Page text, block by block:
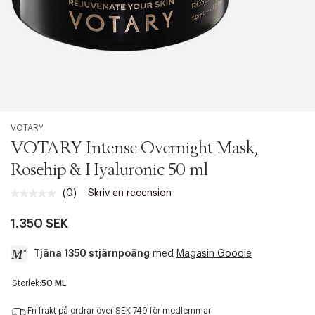
VOTARY
VOTARY Intense Overnight Mask,
Rosehip & Hyaluronic 50 ml
Inget
Länk
sida.
(0) Skriv en recension
1.350 SEK
Tjäna 1350 stjärnpoäng med Magasin Goodie
a
c
Storlek:50 ML
Fri frakt på ordrar över SEK 749 för medlemmar